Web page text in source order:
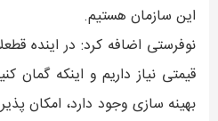
این سازمان هستیم.
نوفرستی اضافه کرد: در اینده
قیمتی نیاز داریم و اینکه گمان
بهینه سازی وجود دارد، امکان